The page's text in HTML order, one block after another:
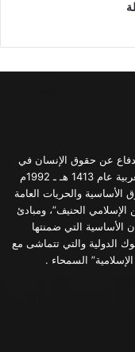
عن حقوق الإنسان في
شبه الجزيرة العربية عام 1413 هـ ـ 1992م
الأساسية والحريات العامة
الإسلامي الحنيف”، ومبادئ
الأساسية التي ضمنتها
الدولية والتي تتماشى مع
السمحاء .